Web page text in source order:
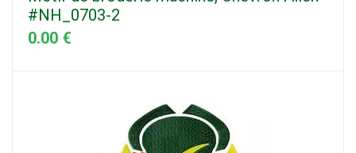
#NH_0703-2
0.00 €